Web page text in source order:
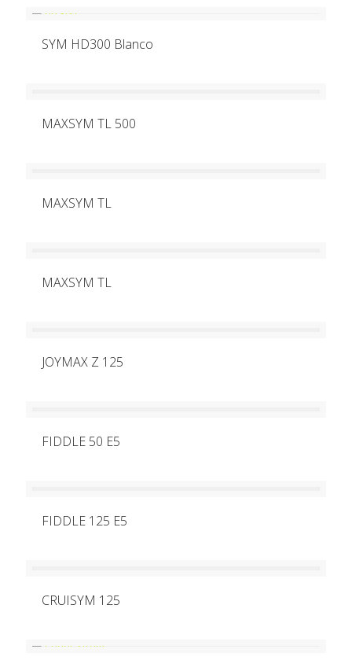
SYM HD300 Blanco
MAXSYM TL 500
MAXSYM TL
MAXSYM TL
JOYMAX Z 125
FIDDLE 50 E5
FIDDLE 125 E5
CRUISYM 125